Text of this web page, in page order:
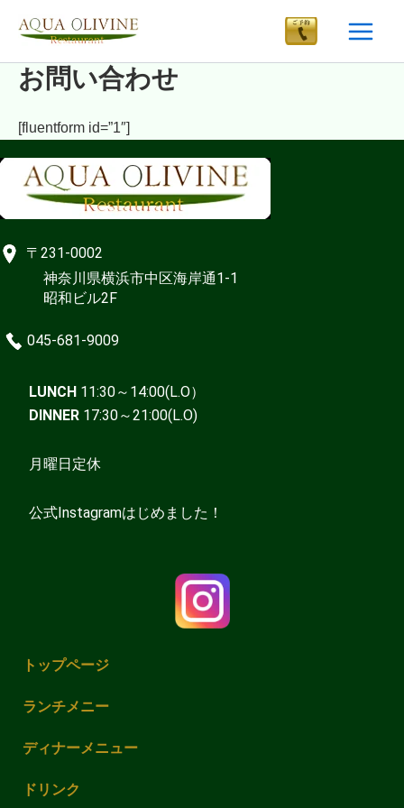
Main
Menu
お問い合わせ
[fluentform id=”1″]
〒231-0002
神奈川県横浜市中区海岸通1-1
昭和ビル2F
045-681-9009
LUNCH 11:30～14:00(L.O）
DINNER 17:30～21:00(L.O)
月曜日定休
公式Instagramはじめました！
トップページ
ランチメニー
ディナーメニュー
ドリンク